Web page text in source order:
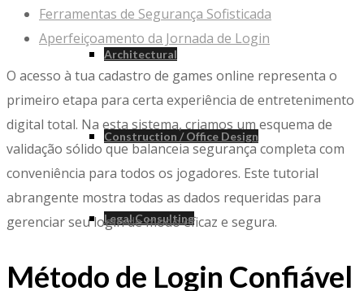
Architectural
Construction / Office Design
Legal Consulting
Ferramentas de Segurança Sofisticada
Aperfeiçoamento da Jornada de Login
O acesso à tua cadastro de games online representa o
primeiro etapa para certa experiência de entretenimento
digital total. Na esta sistema, criamos um esquema de
validação sólido que balanceia segurança completa com
conveniência para todos os jogadores. Este tutorial
abrangente mostra todas as dados requeridas para
gerenciar seu login de modo eficaz e segura.
Método de Login Confiável